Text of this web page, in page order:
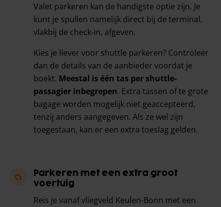
Valet parkeren kan de handigste optie zijn. Je
kunt je spullen namelijk direct bij de terminal,
vlakbij de check-in, afgeven.
Kies je liever voor shuttle parkeren? Controleer
dan de details van de aanbieder voordat je
boekt. Meestal is één tas per shuttle-
passagier inbegrepen. Extra tassen of te grote
bagage worden mogelijk niet geaccepteerd,
tenzij anders aangegeven. Als ze wel zijn
toegestaan, kan er een extra toeslag gelden.
Parkeren met een extra groot
voertuig
Reis je vanaf vliegveld Keulen-Bonn met een